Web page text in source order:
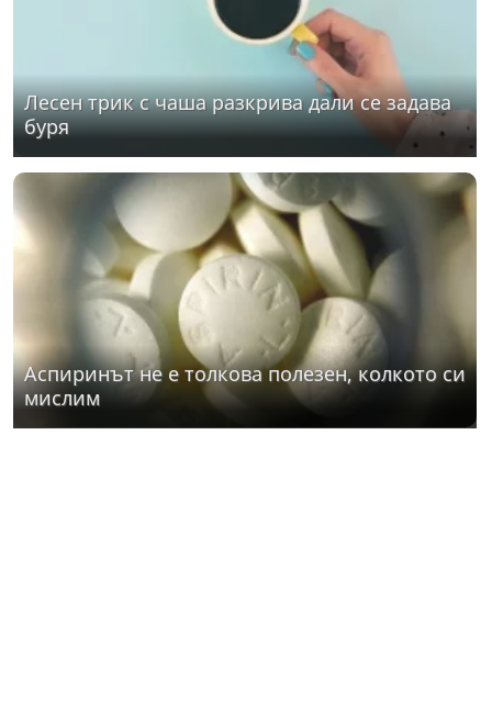
Лесен трик с чаша разкрива дали се задава
буря
Аспиринът не е толкова полезен, колкото си
мислим